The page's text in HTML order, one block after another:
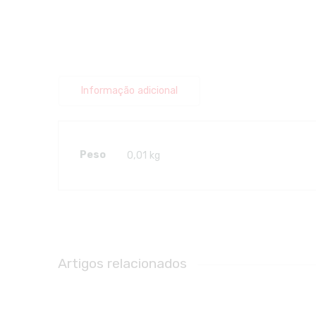
Informação adicional
Peso 0,01 kg
Artigos relacionados